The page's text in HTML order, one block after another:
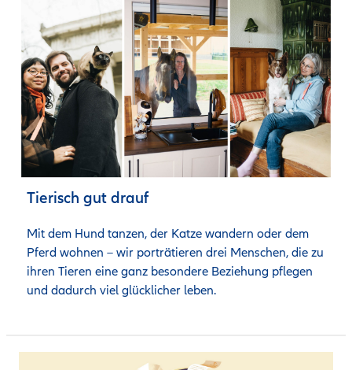
Tierisch gut drauf
Mit dem Hund tanzen, der Katze wandern oder dem
Pferd wohnen – wir porträtieren drei Menschen, die zu
ihren Tieren eine ganz besondere Beziehung pflegen
und dadurch viel glücklicher leben.